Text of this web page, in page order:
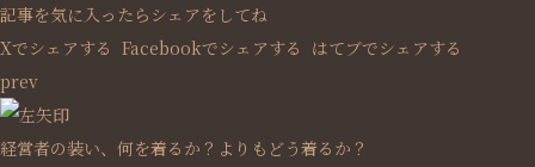
記事を気に入ったらシェアをしてね
Xでシェアする Facebookでシェアする はてブでシェアする
prev
経営者の装い、何を着るか？よりもどう着るか？